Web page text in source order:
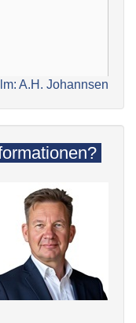
externe
A.H. Johannsen